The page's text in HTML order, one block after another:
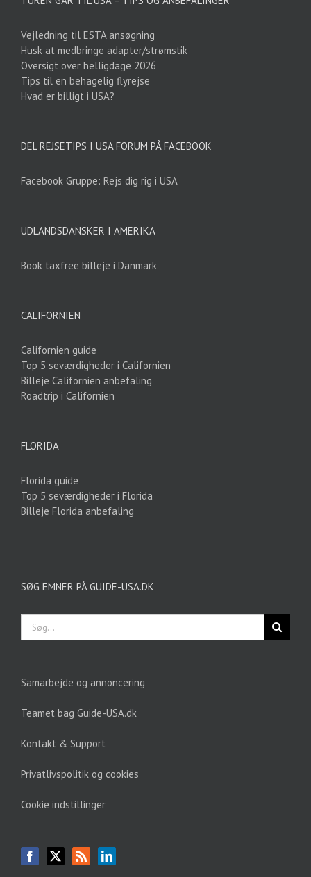
Vejledning til ESTA ansøgning
Husk at medbringe adapter/strømstik
Oversigt over helligdage 2026
Tips til en behagelig flyrejse
Hvad er billigt i USA?
DEL REJSETIPS I USA FORUM PÅ FACEBOOK
Facebook Gruppe: Rejs dig rig i USA
UDLANDSDANSKER I AMERIKA
Book taxfree billeje i Danmark
CALIFORNIEN
Californien guide
Top 5 seværdigheder i Californien
Billeje Californien anbefaling
Roadtrip i Californien
FLORIDA
Florida guide
Top 5 seværdigheder i Florida
Billeje Florida anbefaling
SØG EMNER PÅ GUIDE-USA.DK
Søg
efter:
Samarbejde og annoncering
Teamet bag Guide-USA.dk
Kontakt & Support
Privatlivspolitik og cookies
Cookie indstillinger